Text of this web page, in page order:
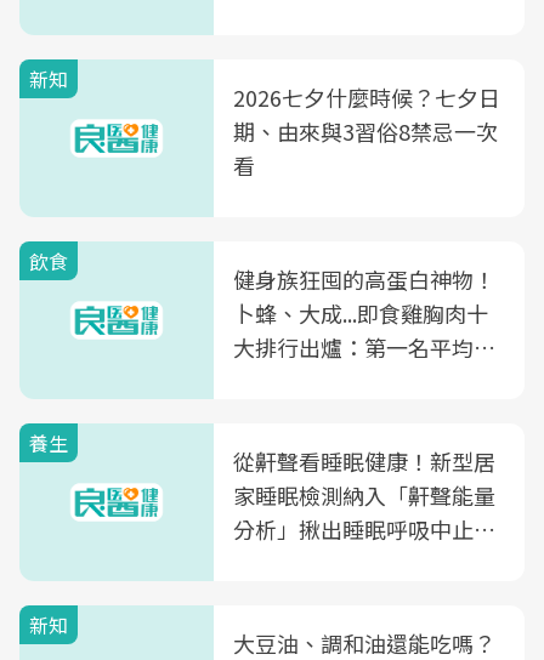
新知
2026七夕什麼時候？七夕日
期、由來與3習俗8禁忌一次
看
飲食
健身族狂囤的高蛋白神物！
卜蜂、大成...即食雞胸肉十
大排行出爐：第一名平均一
養生
從鼾聲看睡眠健康！新型居
家睡眠檢測納入「鼾聲能量
分析」揪出睡眠呼吸中止症
新知
大豆油、調和油還能吃嗎？